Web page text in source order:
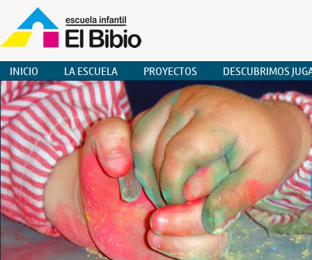
INICIO LA ESCUELA PROYECTOS DESCUBRIMOS